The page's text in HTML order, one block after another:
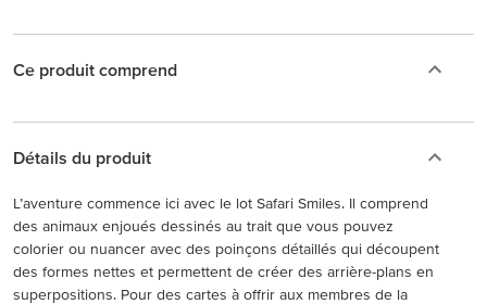
Ce produit comprend
Détails du produit
L’aventure commence ici avec le lot Safari Smiles. Il comprend
des animaux enjoués dessinés au trait que vous pouvez
colorier ou nuancer avec des poinçons détaillés qui découpent
des formes nettes et permettent de créer des arrière-plans en
superpositions. Pour des cartes à offrir aux membres de la